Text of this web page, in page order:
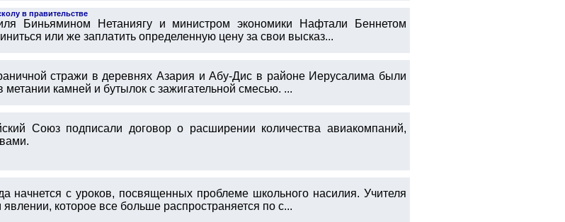
в правительстве
Биньямином Нетаниягу и министром экономики Нафтали Беннетом
или же заплатить определенную цену за свои высказ...
стражи в деревнях Азария и Абу-Дис в районе Иерусалима были
камней и бутылок с зажигательной смесью. ...
Союз подписали договор о расширении количества авиакомпаний,
с уроков, посвященных проблеме школьного насилия. Учителя
которое все больше распространяется по с...